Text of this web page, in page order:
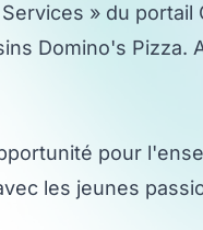
» du
Domino's Pizza.
pour
les jeunes